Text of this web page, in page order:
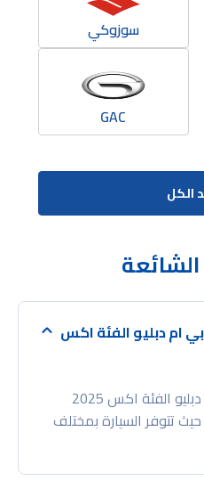
سوزوكي
GAC
الكل
ام دبليو الفئة اكس
يبلغ سعر أرخص سيارة بي ام دبليو الفئة اكس 2025
تتوفر السيارة بمختلف